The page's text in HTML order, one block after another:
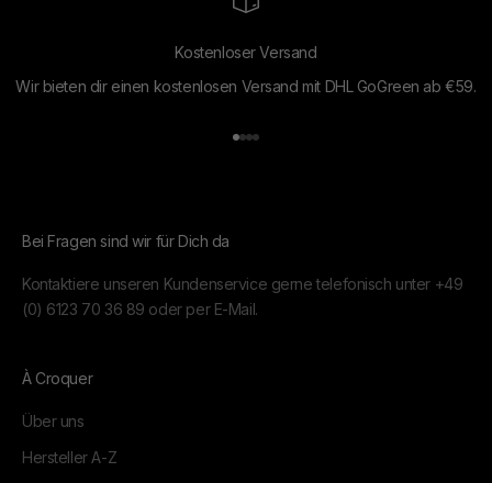
Kostenloser Versand
Wir bieten dir einen kostenlosen Versand mit DHL GoGreen ab €59.
Gehe zu Element 1
Gehe zu Element 2
Gehe zu Element 3
Gehe zu Element 4
Bei Fragen sind wir für Dich da
Kontaktiere unseren Kundenservice gerne telefonisch unter +49
(0) 6123 70 36 89 oder per E-Mail.
À Croquer
Über uns
Hersteller A-Z